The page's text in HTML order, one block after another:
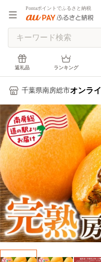
Pontaポイントでふるさと納税
返礼品 ランキング
千葉県南房総市オンラ